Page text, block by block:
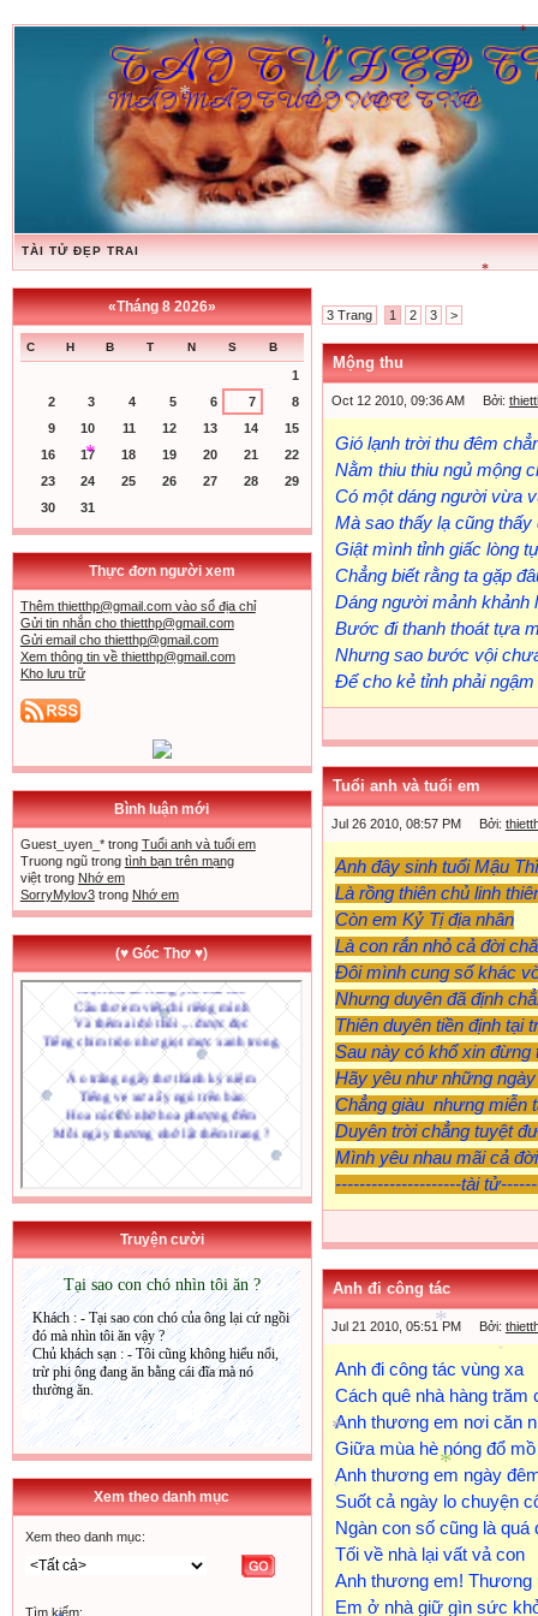
*
*
*
*
*
*
*
TÀI TỬ ĐẸP TRAI
«Tháng 8 2026»
C H B T N S B
1
2
3 4 5 6 7
8
9
10 11 12 13 14
15
16
17 18 19 20 21
22
23
24 25 26 27 28
29
30
31
Thực đơn người xem
Thêm thietthp@gmail.comvào sổ địa chỉ
Gửi tin nhắn cho thietthp@gmail.com
Gửi email cho thietthp@gmail.com
Xem thông tin về thietthp@gmail.com
Kho lưu trữ
Bình luận mới
Guest_uyen_* trong Tuổi anh và tuổi em
Truong ngũ trong tình bạn trên mạng
việt trong Nhớ em
SorryMylov3trong Nhớ em
(♥ Góc Thơ ♥)
Truyện cười
Xem theo danh mục
Xem theo danh mục:
Tìm kiếm:
3 Trang 1 2 3 >
Mộng thu
Oct 12 2010, 09:36 AM Bởi:
Gió lạnh trời thu đêm
Nằm thiu thiu ngủ mộng
Có một dáng người vừa
Mà sao thấy lạ cũng thấy
Giật mình tỉnh giấc lòng
Chẳng biết rằng ta gặp
Dáng người mảnh khảnh
Bước đi thanh thoát tựa
Nhưng sao bước vội
Để cho kẻ tỉnh phải ngậm
Tuổi anh và tuổi em
Jul 26 2010, 08:57 PM Bởi:
Anh đây sinh tuổi Mậu
Là rồng thiên chủ linh
Còn em Kỷ Tị địa nhân
Là con rắn nhỏ cả đời
Đôi mình cung số khác
Nhưng duyên đã định
Thiên duyên tiền định tại
Sau này có khổ xin đừng
Hãy yêu như những ngày
Chẳng giàu nhưng miễn
Duyên trời chẳng tuyệt
Mình yêu nhau mãi cả
---------------------tài
Anh đi công tác
Jul 21 2010, 05:51 PM Bởi:
Anh đi công tác vùng xa
Cách quê nhà hàng trăm
Anh thương em nơi căn
Giữa mùa hè nóng đổ
Anh thương em ngày
Suốt cả ngày lo chuyện
Ngàn con số cũng là quá
Tối về nhà lại vất vả con
Anh thương em! Thương
Em ở nhà giữ gìn sức
XIN CHAO MOI NGUOI MINH LA THANH